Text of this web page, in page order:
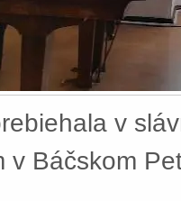
v
v Báčskom